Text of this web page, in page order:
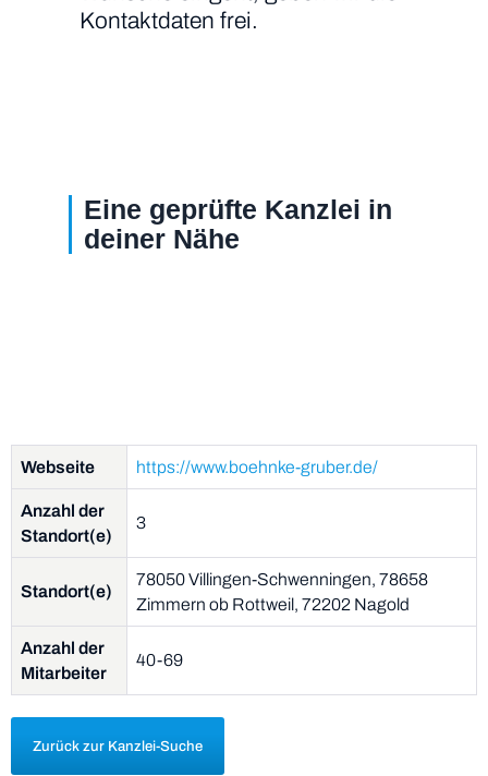
Kontaktdaten frei.
Eine geprüfte Kanzlei in
deiner Nähe
Webseite https://www.boehnke-gruber.de/
Anzahl der
Standort(e)
3
Standort(e)
78050 Villingen-Schwenningen, 78658
Zimmern ob Rottweil, 72202 Nagold
Anzahl der
Mitarbeiter
40-69
Zurück zur Kanzlei-Suche